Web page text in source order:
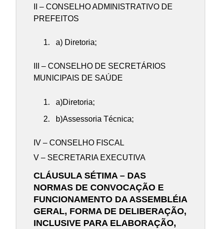
II – CONSELHO ADMINISTRATIVO DE
PREFEITOS
a) Diretoria;
III – CONSELHO DE SECRETÁRIOS
MUNICIPAIS DE SAÚDE
a)Diretoria;
b)Assessoria Técnica;
IV – CONSELHO FISCAL
V – SECRETARIA EXECUTIVA
CLÁUSULA SÉTIMA – DAS
NORMAS DE CONVOCAÇÃO E
FUNCIONAMENTO DA ASSEMBLÉIA
GERAL, FORMA DE DELIBERAÇÃO,
INCLUSIVE PARA ELABORAÇÃO,